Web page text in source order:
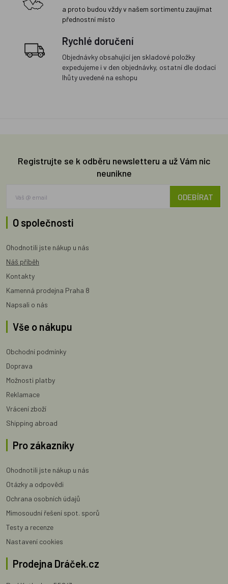
a proto budou vždy v našem sortimentu zaujímat
přednostní místo
Rychlé doručení
Objednávky obsahující jen skladové položky
expedujeme i v den objednávky, ostatní dle dodací
lhůty uvedené na eshopu
Registrujte se k odběru newsletteru a už Vám nic
neunikne
ODEBÍRAT
O společnosti
Ohodnotili jste nákup u nás
Náš příběh
Kontakty
Kamenná prodejna Praha 8
Napsali o nás
Vše o nákupu
Obchodní podmínky
Doprava
Možnosti platby
Reklamace
Vrácení zboží
Shipping abroad
Pro zákazníky
Ohodnotili jste nákup u nás
Otázky a odpovědi
Ochrana osobních údajů
Mimosoudní řešení spot. sporů
Testy a recenze
Nastavení cookies
Prodejna Dráček.cz